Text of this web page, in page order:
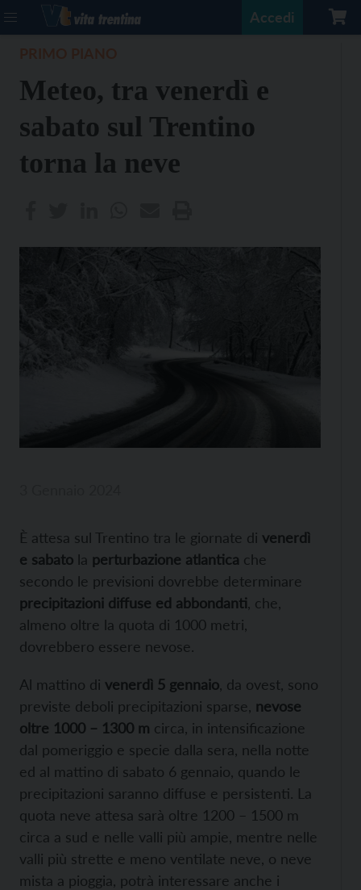
Accedi
Meteo, tra venerdì e
sabato sul Trentino
torna la neve
È attesa sul Trentino tra le giornate di venerdì
e sabato la perturbazione atlantica che
secondo le previsioni dovrebbe determinare
precipitazioni diffuse ed abbondanti , che,
almeno oltre la quota di 1000 metri,
dovrebbero essere nevose.
Al mattino di venerdì 5 gennaio , da ovest, sono
previste deboli precipitazioni sparse, nevose
oltre 1000 – 1300 m circa, in intensificazione
dal pomeriggio e specie dalla sera, nella notte
ed al mattino di sabato 6 gennaio, quando le
precipitazioni saranno diffuse e persistenti. La
quota neve attesa sarà oltre 1200 – 1500 m
circa a sud e nelle valli più ampie, mentre nelle
valli più strette e meno ventilate neve, o neve
mista a pioggia, potrà interessare anche i